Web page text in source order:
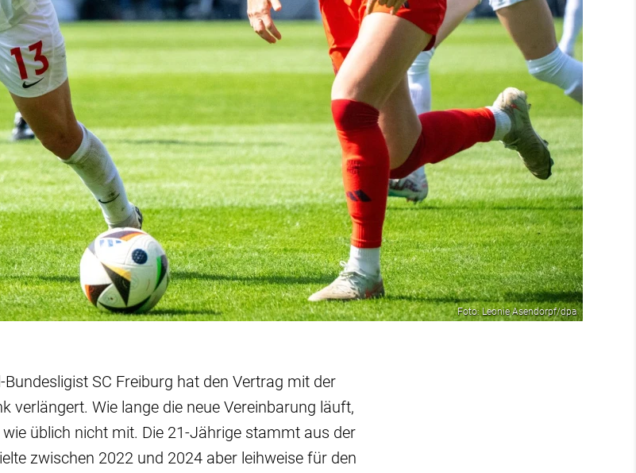
Foto: Leonie Asendorpf/dpa
SC Freiburg hat den Vertrag mit der
verlängert. Wie lange die neue Vereinbarung läuft,
üblich nicht mit. Die 21-Jährige stammt aus der
zwischen 2022 und 2024 aber leihweise für den